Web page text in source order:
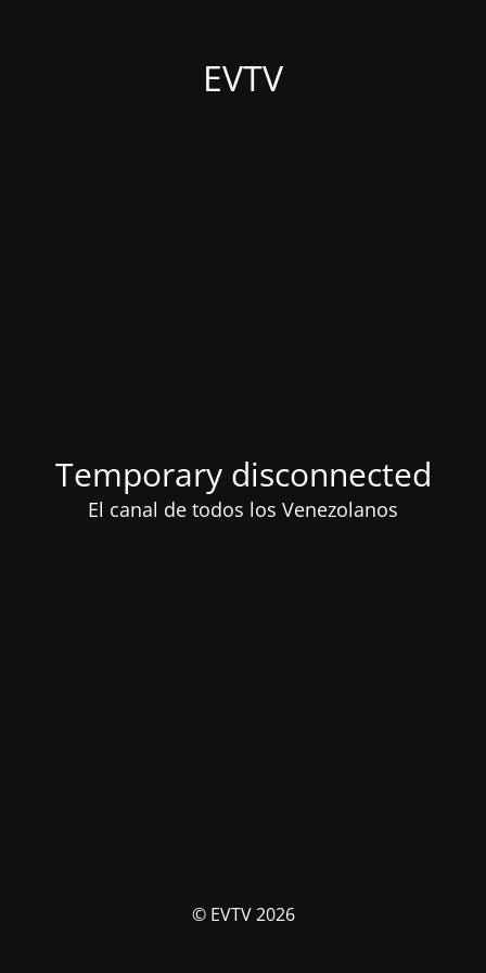
EVTV
Temporary disconnected
El canal de todos los Venezolanos
© EVTV 2026